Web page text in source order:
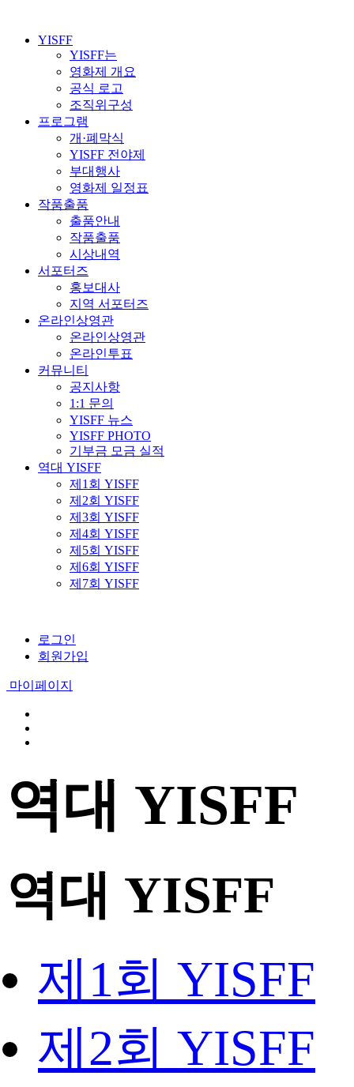
YISFF
YISFF는
영화제 개요
공식 로고
조직위구성
프로그램
개·폐막식
YISFF 전야제
부대행사
영화제 일정표
작품출품
출품안내
작품출품
시상내역
서포터즈
홍보대사
지역 서포터즈
온라인상영관
온라인상영관
온라인투표
커뮤니티
공지사항
1:1 문의
YISFF 뉴스
YISFF PHOTO
기부금 모금 실적
역대 YISFF
제1회 YISFF
제2회 YISFF
제3회 YISFF
제4회 YISFF
제5회 YISFF
제6회 YISFF
제7회 YISFF
로그인
회원가입
마이페이지
역대 YISFF
역대 YISFF
제1회 YISFF
제2회 YISFF